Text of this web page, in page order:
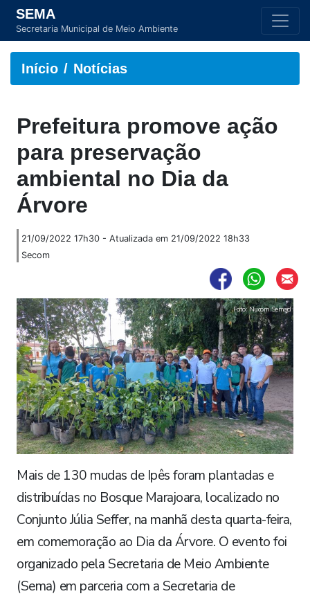
SEMA
Secretaria Municipal de Meio Ambiente
Início Notícias
Prefeitura promove ação
para preservação
ambiental no Dia da
Árvore
21/09/2022 17h30 - Atualizada em 21/09/2022 18h33
Secom
Foto: Nucom Semad
Mais de 130 mudas de Ipês foram plantadas e
distribuídas no Bosque Marajoara, localizado no
Conjunto Júlia Seffer, na manhã desta quarta-feira,
em comemoração ao Dia da Árvore. O evento foi
organizado pela Secretaria de Meio Ambiente
(Sema) em parceria com a Secretaria de